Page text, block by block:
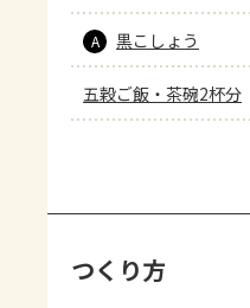
A 黒こしょう
五穀ご飯・茶碗2杯分
つくり方